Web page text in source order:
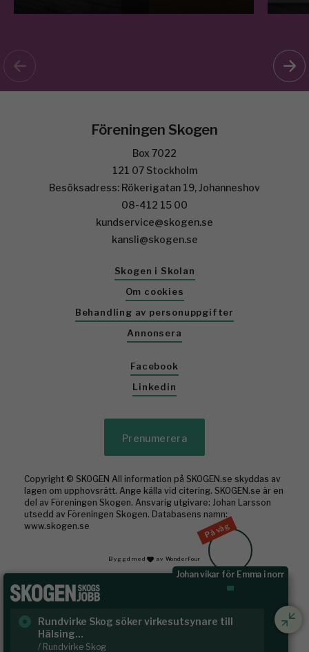
På väg
Johan vikar för Emma i norr
Rundvirke Skog söker virkesutsynare till
Hälsing...
/ Rundvirke Skog
Föreningen Skogen
Box 7022
121 07 Stockholm
Besöksadress: Rökerigatan 19, Johanneshov
08-412 15 00
kundservice@skogen.se
kansli@skogen.se
Skogen i Skolan
Om cookies
Behandling av personuppgifter
Annonsera
Facebook
Linkedin
Prenumerera
Copyright © SKOGEN All information på SKOGEN.se skyddas av
lagen om upphovsrätt. Ange källa vid citering. SKOGEN.se är en
del av Föreningen Skogen. Ansvarig utgivare: Johan Larsson
utsedd av Föreningen Skogen. Databasens namn:
www.skogen.se
Byggd med av WonderFour